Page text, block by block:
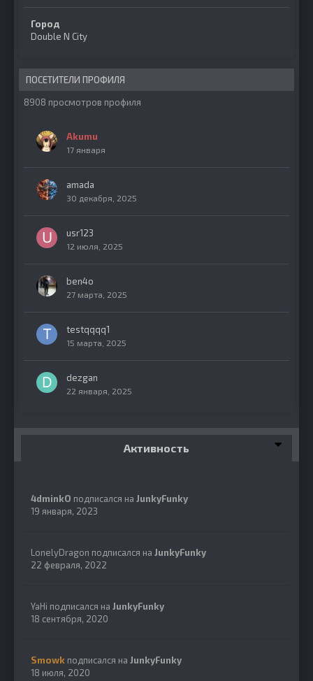
Город
Double N City
ПОСЕТИТЕЛИ ПРОФИЛЯ
8908 просмотров профиля
Akumu
17 января
amada
30 декабря, 2025
usr123
12 июля, 2025
ben4o
27 марта, 2025
testqqqq1
15 марта, 2025
dezgan
22 января, 2025
Активность
4dminkO подписался на JunkyFunky
19 января, 2023
LonelyDragon подписался на JunkyFunky
22 февраля, 2022
YaHi подписался на JunkyFunky
18 сентября, 2020
Smowk подписался на JunkyFunky
18 июля, 2020